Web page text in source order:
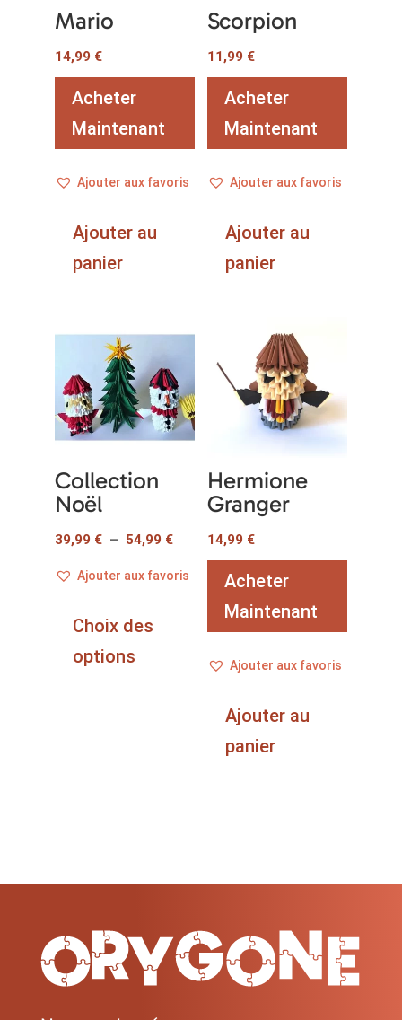
Mario
14,99 €
Acheter
Maintenant
Ajouter aux favoris
Ajouter au
panier
Scorpion
11,99 €
Acheter
Maintenant
Ajouter aux favoris
Ajouter au
panier
Collection
Noël
39,99 € – 54,99 €Plage
prix :
Ajouter aux favoris
Choix des
options
produit
plusieurs
Hermione
Granger
14,99 €
Acheter
Maintenant
Ajouter aux favoris
Ajouter au
panier